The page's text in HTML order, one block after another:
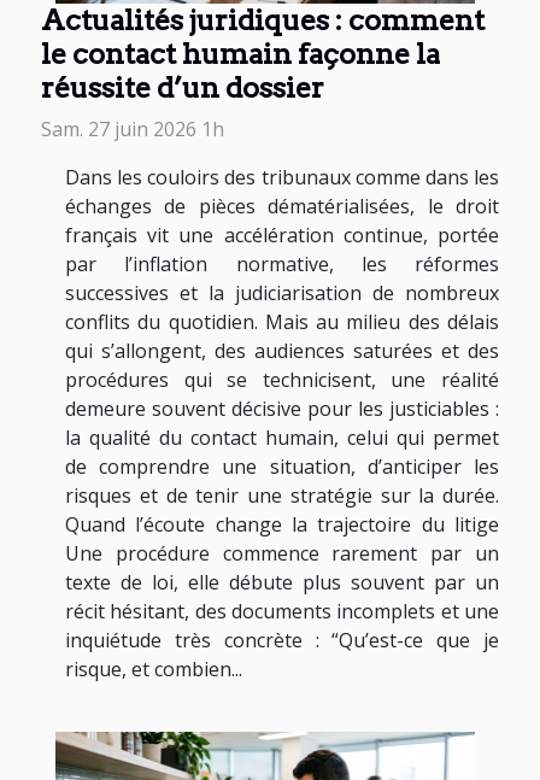
Actualités juridiques : comment
le contact humain façonne la
réussite d’un dossier
Sam. 27 juin 2026 1h
Dans les couloirs des tribunaux comme dans les
échanges de pièces dématérialisées, le droit
français vit une accélération continue, portée
par l’inflation normative, les réformes
successives et la judiciarisation de nombreux
conflits du quotidien. Mais au milieu des délais
qui s’allongent, des audiences saturées et des
procédures qui se technicisent, une réalité
demeure souvent décisive pour les justiciables :
la qualité du contact humain, celui qui permet
de comprendre une situation, d’anticiper les
risques et de tenir une stratégie sur la durée.
Quand l’écoute change la trajectoire du litige
Une procédure commence rarement par un
texte de loi, elle débute plus souvent par un
récit hésitant, des documents incomplets et une
inquiétude très concrète : “Qu’est-ce que je
risque, et combien...